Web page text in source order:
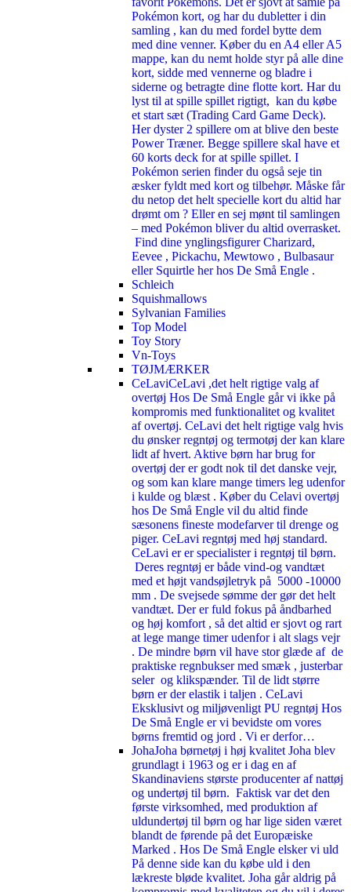
Pokémon kort, og har du dubletter i din
samling , kan du med fordel bytte dem
med dine venner. Køber du en A4 eller A5
mappe, kan du nemt holde styr på alle dine
kort, sidde med vennerne og bladre i
siderne og betragte dine flotte kort. Har du
lyst til at spille spillet rigtigt, kan du købe
et start sæt (Trading Card Game Deck).
Her dyster 2 spillere om at blive den beste
Power Træner. Begge spillere skal have et
60 korts deck for at spille spillet. I
Pokémon serien finder du også seje tin
æsker fyldt med kort og tilbehør. Måske får
du netop det helt specielle kort du altid har
drømt om ? Eller en sej mønt til samlingen
– med Pokémon bliver du altid overrasket.
Find dine ynglingsfigurer Charizard,
Eevee , Pickachu, Mewtowo , Bulbasaur
eller Squirtle her hos De Små Engle .
Schleich
Squishmallows
Sylvanian Families
Top Model
Toy Story
Vn-Toys
TØJMÆRKER
CeLaviCeLavi ,det helt rigtige valg af
overtøj Hos De Små Engle går vi ikke på
kompromis med funktionalitet og kvalitet
af overtøj. CeLavi det helt rigtige valg hvis
du ønsker regntøj og termotøj der kan klare
lidt af hvert. Aktive børn har brug for
overtøj der er godt nok til det danske vejr,
og som kan klare mange timers leg udenfor
i kulde og blæst . Køber du Celavi overtøj
hos De Små Engle vil du altid finde
sæsonens fineste modefarver til drenge og
piger. CeLavi regntøj med høj standard.
CeLavi er er specialister i regntøj til børn.
Deres regntøj er både vind-og vandtæt
med et højt vandsøjletryk på 5000 -10000
mm . De svejsede sømme der gør det helt
vandtæt. Der er fuld fokus på åndbarhed
og høj komfort , så det altid er sjovt og rart
at lege mange timer udenfor i alt slags vejr
. De mindre børn vil have stor glæde af de
praktiske regnbukser med smæk , justerbar
seler og klikspænder. Til de lidt større
børn er der elastik i taljen . CeLavi
Eksklusivt og miljøvenligt PU regntøj Hos
De Små Engle er vi bevidste om vores
børns fremtid og jord . Vi er derfor…
JohaJoha børnetøj i høj kvalitet Joha blev
grundlagt i 1963 og er i dag en af
Skandinaviens største producenter af nattøj
og undertøj til børn. Faktisk var det den
første virksomhed, med produktion af
uldundertøj til børn og har lige siden været
blandt de førende på det Europæiske
Marked . Hos De Små Engle elsker vi uld
På denne side kan du købe uld i den
lækreste bløde kvalitet. Joha går aldrig på